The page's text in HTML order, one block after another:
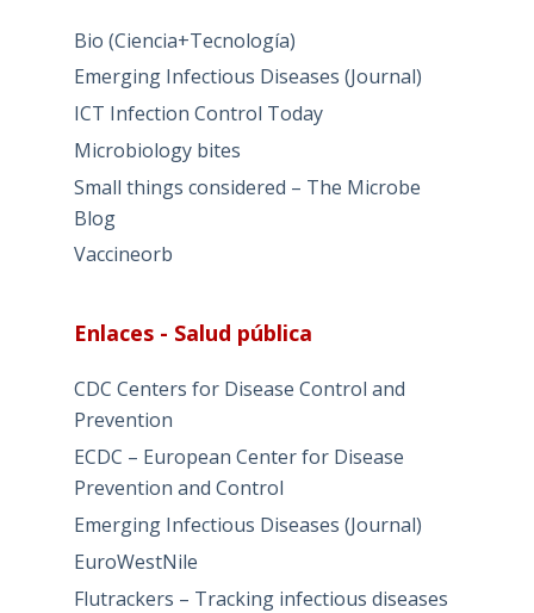
Bio (Ciencia+Tecnología)
Emerging Infectious Diseases (Journal)
ICT Infection Control Today
Microbiology bites
Small things considered – The Microbe
Blog
Vaccineorb
Enlaces - Salud pública
CDC Centers for Disease Control and
Prevention
ECDC – European Center for Disease
Prevention and Control
Emerging Infectious Diseases (Journal)
EuroWestNile
Flutrackers – Tracking infectious diseases